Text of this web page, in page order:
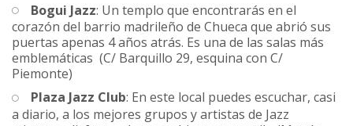
Bogui Jazz: Un templo que encontrarás en el
corazón del barrio madrileño de Chueca que abrió sus
puertas apenas 4 años atrás. Es una de las salas más
emblemáticas (C/ Barquillo 29, esquina con C/
Piemonte)
Plaza Jazz Club: En este local puedes escuchar, casi
a diario, a los mejores grupos y artistas de Jazz